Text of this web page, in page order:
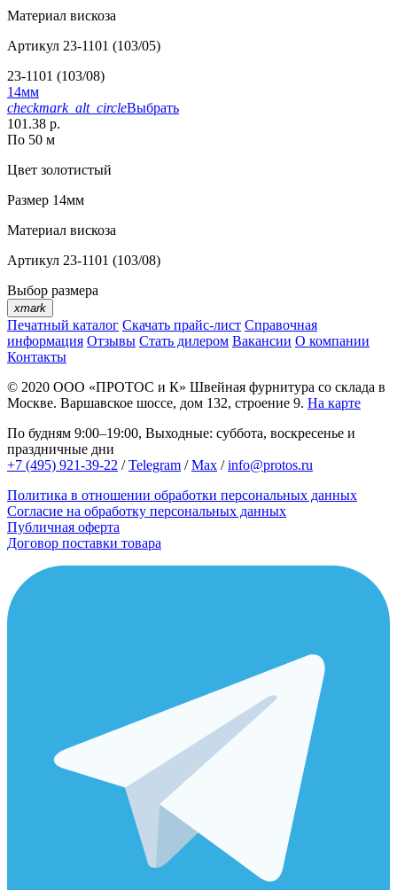
Материал вискоза
Артикул 23-1101 (103/05)
23-1101 (103/08)
14мм
checkmark_alt_circleВыбрать
101.38 р.
По 50 м
Цвет золотистый
Размер 14мм
Материал вискоза
Артикул 23-1101 (103/08)
Выбор размера
xmark
Печатный каталог Скачать прайс-лист Справочная
информация Отзывы Стать дилером Вакансии О компании
Контакты
© 2020 ООО «ПРОТОС и К» Швейная фурнитура со склада в
Москве. Варшавское шоссе, дом 132, строение 9. На карте
По будням 9:00–19:00, Выходные: суббота, воскресенье и
праздничные дни
+7 (495) 921-39-22 /Telegram /Max /info@protos.ru
Политика в отношении обработки персональных данных
Согласие на обработку персональных данных
Публичная оферта
Договор поставки товара